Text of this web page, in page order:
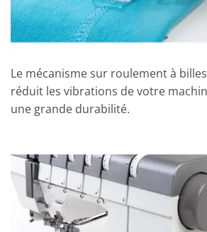
Le mécanisme sur roulement à
réduit les vibrations de votre
une grande durabilité.